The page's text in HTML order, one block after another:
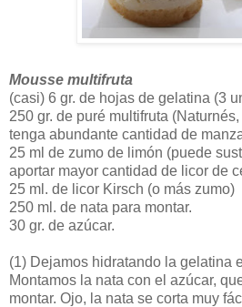
Mousse multifruta
(casi) 6 gr. de hojas de gelatina (3
250 gr. de puré multifruta
tenga abundante cantidad de
25 ml de zumo de limón (puede
aportar mayor cantidad de licor de
25 ml. de licor Kirsch (o más zumo)
250 ml. de nata para montar.
30 gr. de azúcar.
(1) Dejamos hidratando la gelatina
Montamos la nata con el azúcar,
montar. Ojo, la nata se corta muy